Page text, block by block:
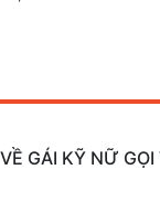
GÁI KỸ NỮ